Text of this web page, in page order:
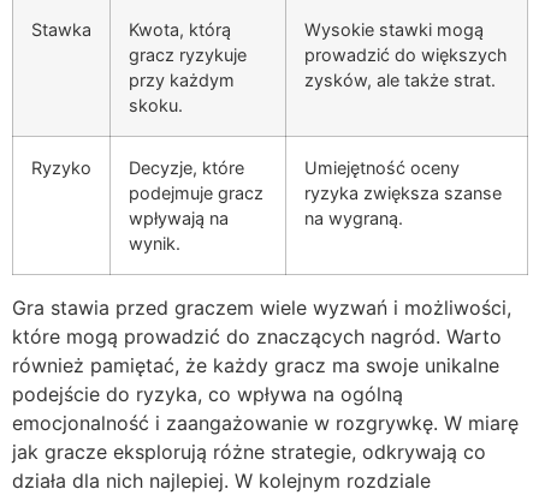
Stawka
Kwota, którą
gracz ryzykuje
przy każdym
skoku.
Wysokie stawki mogą
prowadzić do większych
zysków, ale także strat.
Ryzyko
Decyzje, które
podejmuje gracz
wpływają na
wynik.
Umiejętność oceny
ryzyka zwiększa szanse
na wygraną.
Gra stawia przed graczem wiele wyzwań i możliwości,
które mogą prowadzić do znaczących nagród. Warto
również pamiętać, że każdy gracz ma swoje unikalne
podejście do ryzyka, co wpływa na ogólną
emocjonalność i zaangażowanie w rozgrywkę. W miarę
jak gracze eksplorują różne strategie, odkrywają co
działa dla nich najlepiej. W kolejnym rozdziale